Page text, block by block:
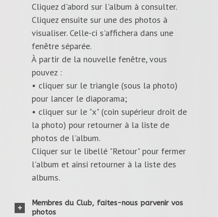
Cliquez d'abord sur l'album à consulter.
Cliquez ensuite sur une des photos à
visualiser. Celle-ci s'affichera dans une
fenêtre séparée.
À partir de la nouvelle fenêtre, vous
pouvez :
• cliquer sur le triangle (sous la photo)
pour lancer le diaporama;
• cliquer sur le "x" (coin supérieur droit de
la photo) pour retourner à la liste de
photos de l'album.
Cliquer sur le libellé "Retour" pour fermer
l'album et ainsi retourner à la liste des
albums.
Membres du Club, faites-nous parvenir vos
photos